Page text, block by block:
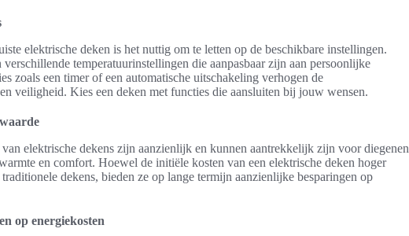
elektrische deken is het nuttig om te letten op de beschikbare instellingen.
verschillende temperatuurinstellingen die aanpasbaar zijn aan persoonlijke
zoals een timer of een automatische uitschakeling verhogen de
veiligheid. Kies een deken met functies die aansluiten bij jouw wensen.
elektrische dekens zijn aanzienlijk en kunnen aantrekkelijk zijn voor diegenen
en comfort. Hoewel de initiële kosten van een elektrische deken hoger
dekens, bieden ze op lange termijn aanzienlijke besparingen op
op energiekosten